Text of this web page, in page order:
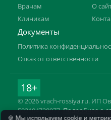
Врачам
Клиникам
О
Документы
Политика
Отказ от ответственности
18+
© 2026 vrach-rossiya.ru. ИП
592104728977.Подробнее о
🍪 Мы используем cookie и